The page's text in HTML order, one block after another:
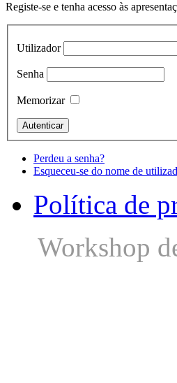
Registe-se e tenha acesso às
Utilizador
Senha
Memorizar
Perdeu a senha?
Esqueceu-se do nome de
Política de
Workshop